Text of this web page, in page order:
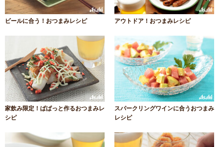
ビールに合う！おつまみレシピ アウトドア！おつまみレシピ
家飲み限定！ぱぱっと作るおつまみレ
シピ
スパークリングワインに合うおつまみ
レシピ